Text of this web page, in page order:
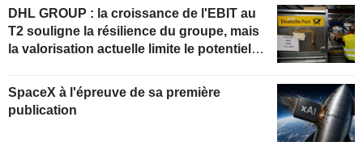
DHL GROUP : la croissance de l'EBIT au
T2 souligne la résilience du groupe, mais
la valorisation actuelle limite le potentiel
SpaceX à l'épreuve de sa première
publication